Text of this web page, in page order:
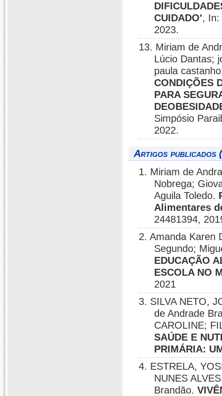
CUIDADO', In:
2023.
13. Miriam de
Lúcio Dantas;
paula
CONDIÇÕES
PARA
Simpósio
2022.
Artigos publicados
1. Miriam de
Nobrega;
Aguila Toledo.
Alimentares
24481394,
2. Amanda Karen
Segundo;
EDUCAÇÃO
ESCOLA NO
2021
3. SILVA NETO,
de Andrade
CAROLINE;
SAÚDE E
PRIMÁRIA:
4. ESTRELA,
NUNES
Brandão.